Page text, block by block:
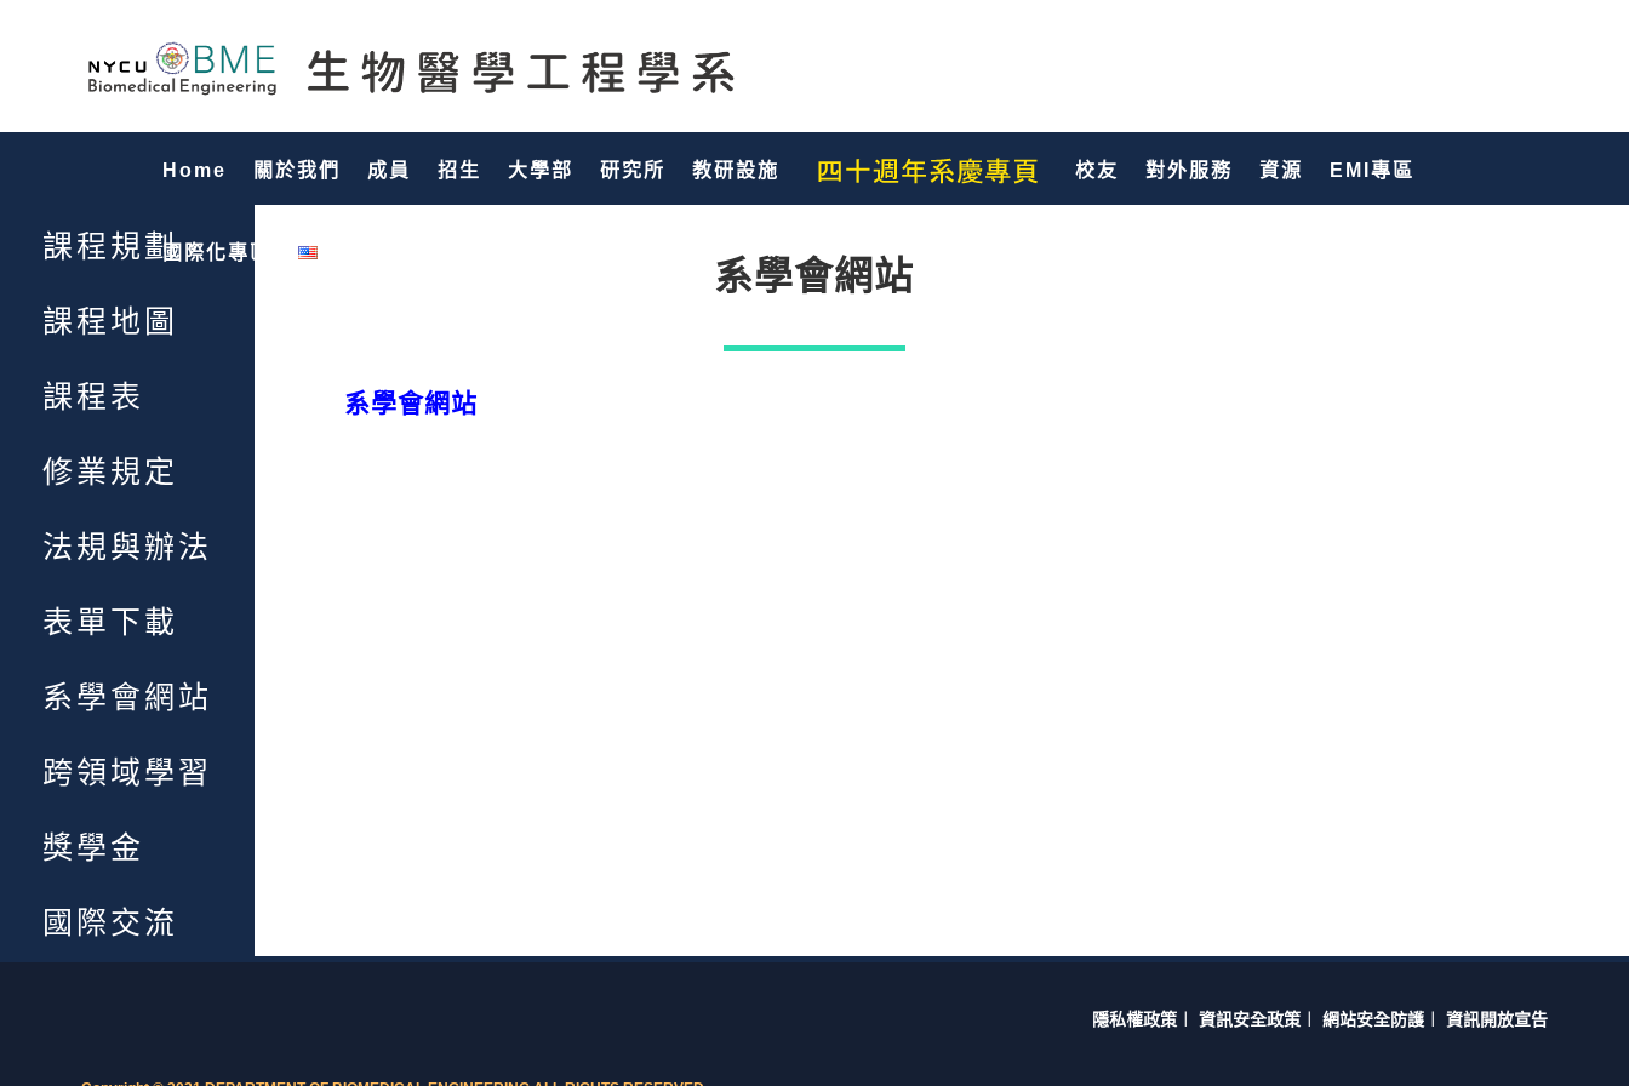
Home 關於我們 成員 招生 大學部 研究所 教研設施 校友 對外服務 資源 EMI專區
國際化專區
課程規劃
課程地圖
課程表
修業規定
法規與辦法
表單下載
系學會網站
跨領域學習
獎學金
國際交流
系學會網站
系學會網站
隱私權政策︱ 資訊安全政策︱ 網站安全防護︱ 資訊開放宣告